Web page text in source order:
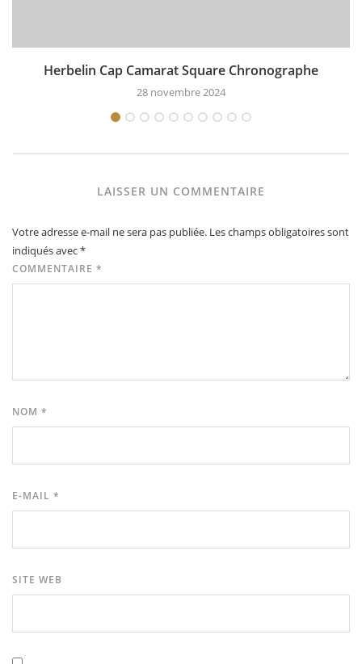
Herbelin Cap Camarat Square Chronographe
28 novembre 2024
LAISSER UN COMMENTAIRE
Votre adresse e-mail ne sera pas publiée. Les champs obligatoires sont
indiqués avec*
COMMENTAIRE *
NOM *
E-MAIL *
SITE WEB